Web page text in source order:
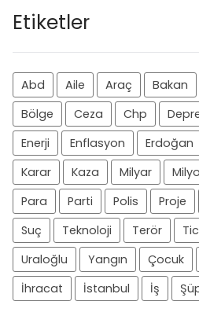
Etiketler
Abd Aile Araç Bakan
Bölge
Ceza Chp
Enerji
Enflasyon Erdoğan
Karar
Kaza Milyar
Para
Parti Polis Proje
Suç
Teknoloji Terör
Uraloğlu
Yangın Çocuk
İhracat
İstanbul İş